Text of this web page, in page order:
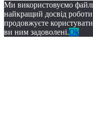
Ми використовуємо
найкращий досвід
продовжуєте
ви ним задоволені.Ok